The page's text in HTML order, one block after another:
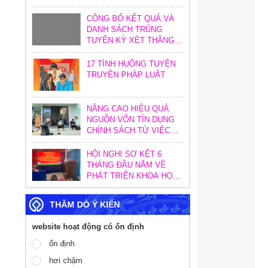
KIẾN NGHỊ VỀ THỦ TỤC
HÀNH CHÍNH
CÔNG BỐ KẾT QUẢ VÀ
DANH SÁCH TRÚNG
TUYỂN KỲ XÉT THĂNG
HẠNG CHỨC DANH NGHỀ
NGHIỆP GIÁO VIÊN NĂM
2026
17 TÌNH HUỐNG TUYÊN
TRUYỀN PHÁP LUẬT
NÂNG CAO HIỆU QUẢ
NGUỒN VỐN TÍN DỤNG
CHÍNH SÁCH TỪ VIỆC
TĂNG CƯỜNG CÔNG
TÁC KIỂM TRA, KIỂM
SOÁT NỘI BỘ
HỘI NGHỊ SƠ KẾT 6
THÁNG ĐẦU NĂM VỀ
PHÁT TRIỂN KHOA HỌC,
CÔNG NGHỆ, ĐỔI MỚI
SÁNG TẠO VÀ CHUYỂN
ĐỔI SỐ; SƠ KẾT CÔNG
TRONG CÁC CƠ QUAN
THĂM DÒ Ý KIẾN
website hoạt động có ổn định
ổn định
hơi chậm